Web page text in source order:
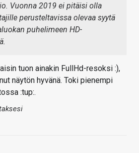
Vuonna 2019 ei pitäisi olla
perusteltavissa olevaa syytä
puhelimeen HD-
tuon ainakin FullHd-resoksi :),
näytön hyvänä. Toki pienempi
:tup:.